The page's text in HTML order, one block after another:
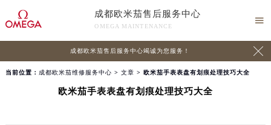
成都欧米茄售后服务中心
OMEGA MAINTENANCE

成都欧米茄售后服务中心竭诚为您服务！ 
当前位置： 成都欧米茄维修服务中心 > 文章 > 欧米茄手表表盘有划痕处理技巧大全
欧米茄手表表盘有划痕处理技巧大全